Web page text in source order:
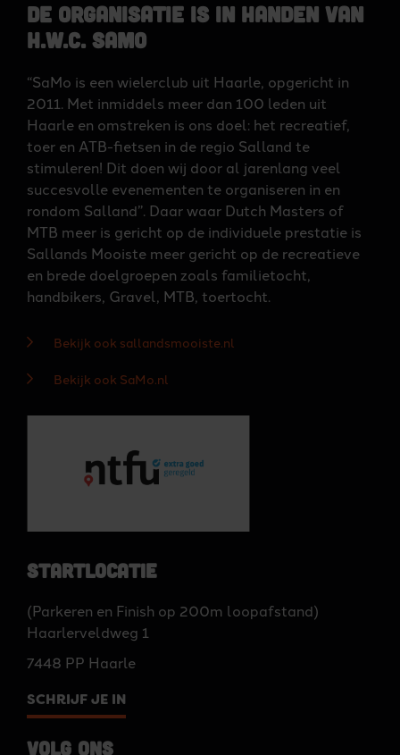
De organisatie is in handen van
H.W.C. SaMo
“SaMo is een wielerclub uit Haarle, opgericht in
2011. Met inmiddels meer dan 100 leden uit
Haarle en omstreken is ons doel: het recreatief,
toer en ATB-fietsen in de regio Salland te
stimuleren! Dit doen wij door al jarenlang veel
succesvolle evenementen te organiseren in en
rondom Salland”. Daar waar Dutch Masters of
MTB meer is gericht op de individuele prestatie is
Sallands Mooiste meer gericht op de recreatieve
en brede doelgroepen zoals familietocht,
handbikers, Gravel, MTB, toertocht.
Bekijk ook sallandsmooiste.nl
Bekijk ook SaMo.nl
Startlocatie
(Parkeren en Finish op 200m loopafstand)
Haarlerveldweg 1
7448 PP Haarle
SCHRIJF JE IN
Volg ons